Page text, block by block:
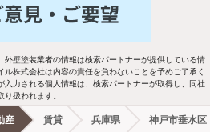
2階以上
独立洗面台
都市ガス
外壁塗装業者の情報は検索パートナーが提供している情
株式会社は内容の責任を負わないことを予めご了承く
入力される個人情報は、検索パートナーが取得し、同社
扱われます。
産 賃貸 兵庫県 神戸市垂水区